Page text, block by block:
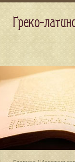
Греко-